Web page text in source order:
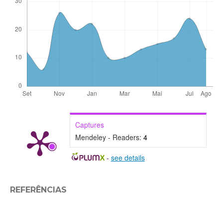
Captures
Mendeley - Readers: 4
- see details
REFERÊNCIAS